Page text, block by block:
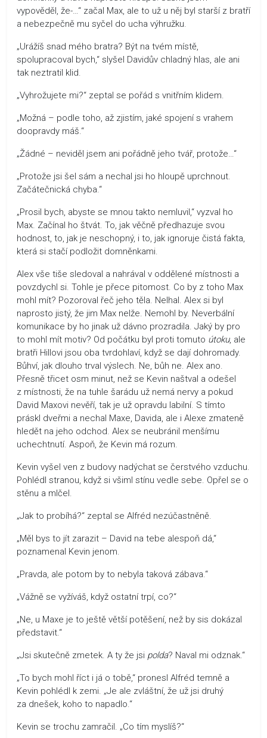
vypověděl, že-…“ začal Max, ale to už u něj byl starší z bratří
a nebezpečně mu syčel do ucha výhružku.
„Urážíš snad mého bratra? Být na tvém místě,
spolupracoval bych,“ slyšel Davidův chladný hlas, ale ani
tak neztratil klid.
„Vyhrožujete mi?“ zeptal se pořád s vnitřním klidem.
„Možná – podle toho, až zjistím, jaké spojení s vrahem
doopravdy máš.“
„Žádné – neviděl jsem ani pořádně jeho tvář, protože…“
„Protože jsi šel sám a nechal jsi ho hloupě uprchnout.
Začátečnická chyba.“
„Prosil bych, abyste se mnou takto nemluvil,“ vyzval ho
Max. Začínal ho štvát. To, jak věčně předhazuje svou
hodnost, to, jak je neschopný, i to, jak ignoruje čistá fakta,
která si stačí podložit domněnkami.
Alex vše tiše sledoval a nahrával v oddělené místnosti a
povzdychl si. Tohle je přece pitomost. Co by z toho Max
mohl mít? Pozoroval řeč jeho těla. Nelhal. Alex si byl
naprosto jistý, že jim Max nelže. Nemohl by. Neverbální
komunikace by ho jinak už dávno prozradila. Jaký by pro
to mohl mít motiv? Od počátku byl proti tomuto útoku, ale
bratři Hillovi jsou oba tvrdohlaví, když se dají dohromady.
Bůhví, jak dlouho trval výslech. Ne, bůh ne. Alex ano.
Přesně třicet osm minut, než se Kevin naštval a odešel
z místnosti, že na tuhle šarádu už nemá nervy a pokud
David Maxovi nevěří, tak je už opravdu labilní. S tímto
práskl dveřmi a nechal Maxe, Davida, ale i Alexe zmateně
hledět na jeho odchod. Alex se neubránil menšímu
uchechtnutí. Aspoň, že Kevin má rozum.
Kevin vyšel ven z budovy nadýchat se čerstvého vzduchu.
Pohlédl stranou, když si všiml stínu vedle sebe. Opřel se o
stěnu a mlčel.
„Jak to probíhá?“ zeptal se Alfréd nezúčastněně.
„Měl bys to jít zarazit – David na tebe alespoň dá,“
poznamenal Kevin jenom.
„Pravda, ale potom by to nebyla taková zábava.“
„Vážně se vyžíváš, když ostatní trpí, co?“
„Ne, u Maxe je to ještě větší potěšení, než by sis dokázal
představit.“
„Jsi skutečně zmetek. A ty že jsi polda? Naval mi odznak.“
„To bych mohl říct i já o tobě,“ pronesl Alfréd temně a
Kevin pohlédl k zemi. „Je ale zvláštní, že už jsi druhý
za dnešek, koho to napadlo.“
Kevin se trochu zamračil. „Co tím myslíš?“